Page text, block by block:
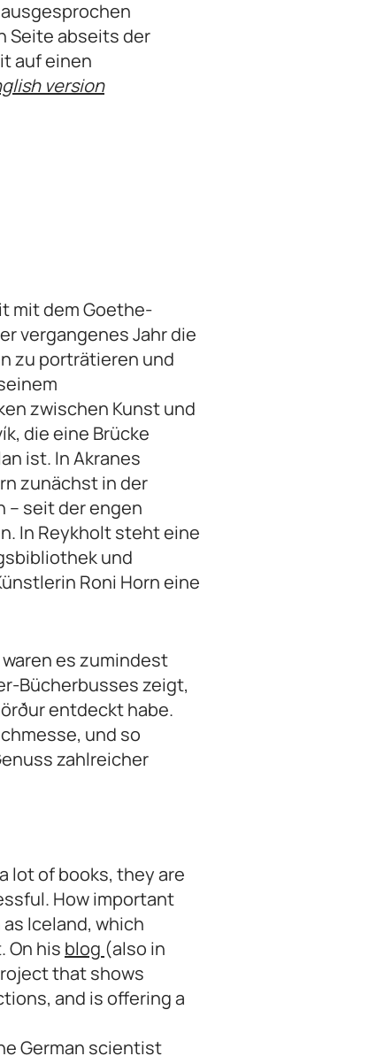
Seite abseits der
auf einen
version
mit dem Goethe-
vergangenes Jahr die
zu porträtieren und
zwischen Kunst und
die eine Brücke
ist. In Akranes
zunächst in der
– seit der engen
In Reykholt steht eine
und
Roni Horn eine
es zumindest
Bücherbusses zeigt,
entdeckt habe.
und so
zahlreicher
lot of books, they are
How important
Iceland, which
On his blog (also in
that shows
and is offering a
German scientist